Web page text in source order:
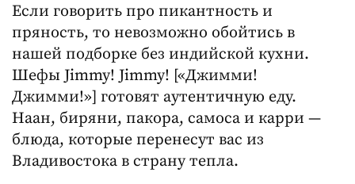
Если говорить про пикантность и
пряность, то невозможно обойтись в
нашей подборке без индийской кухни.
Шефы Jimmy! Jimmy! [«Джимми!
Джимми!»] готовят аутентичную еду.
Наан, биряни, пакора, самоса и карри —
блюда, которые перенесут вас из
Владивостока в страну тепла.